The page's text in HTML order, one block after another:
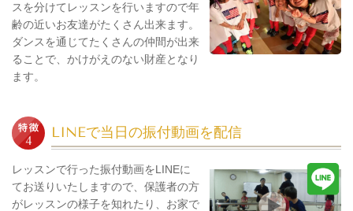
スを分けてレッスンを行いますので年
齢の近いお友達がたくさん出来ます。
ダンスを通じてたくさんの仲間が出来
ることで、かけがえのない財産となり
ます。
LINEで当日の振付動画を配信
レッスンで行った振付動画をLINEに
てお送りいたしますので、保護者の方
がレッスンの様子を知れたり、お家で